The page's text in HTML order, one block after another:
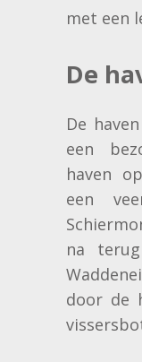
met een
De
De
een
haven
een
na
door de